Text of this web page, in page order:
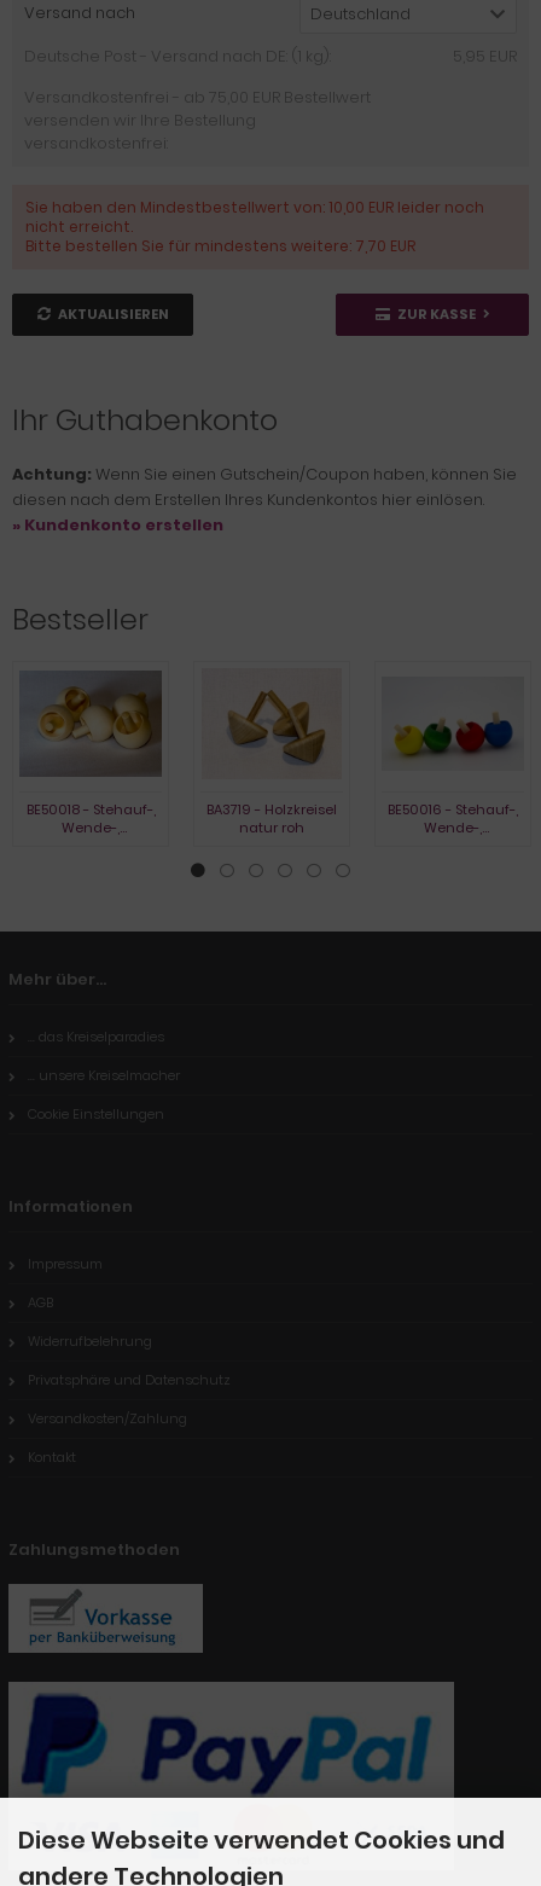
Versand nach
Deutschland
Deutsche Post - Versand nach DE: (1 kg):
5,95 EUR
Versandkostenfrei - ab 75,00 EUR Bestellwert
versenden wir Ihre Bestellung
versandkostenfrei:
Sie haben den Mindestbestellwert von: 10,00 EUR leider noch
nicht erreicht.
Bitte bestellen Sie für mindestens weitere: 7,70 EUR
AKTUALISIEREN ZUR KASSE
Ihr Guthabenkonto
Achtung: Wenn Sie einen Gutschein/Coupon haben, können Sie
diesen nach dem Erstellen Ihres Kundenkontos hier einlösen.
» Kundenkonto erstellen
Bestseller
BE50018 - Stehauf-,
Wende-,
BA3719 - Holzkreisel
natur roh
BE50016 - Stehauf-,
Wende-,
Mehr über...
... das Kreiselparadies
... unsere Kreiselmacher
Cookie Einstellungen
Informationen
Impressum
AGB
Widerrufbelehrung
Privatsphäre und Datenschutz
Versandkosten/Zahlung
Kontakt
Zahlungsmethoden
Diese Webseite verwendet Cookies und
andere Technologien